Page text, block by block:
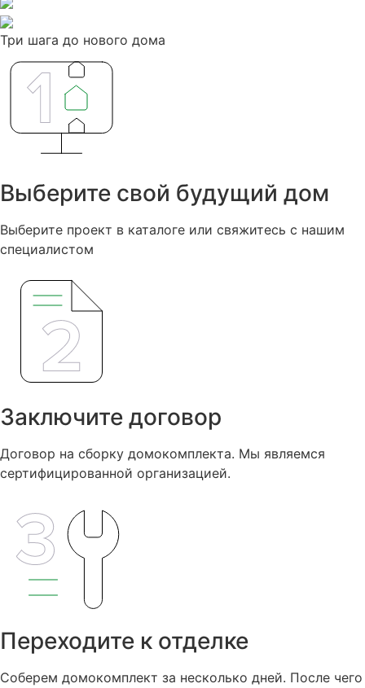
Три шага до нового дома
Выберите свой будущий дом
Выберите проект в каталоге или свяжитесь с нашим
специалистом
Заключите договор
Договор на сборку домокомплекта. Мы являемся
сертифицированной организацией.
Переходите к отделке
Соберем домокомплект за несколько дней. После чего